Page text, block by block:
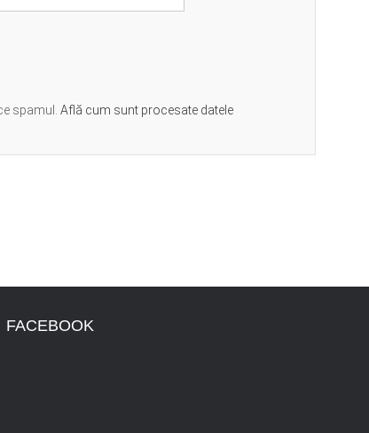
spamul. Află cum sunt procesate datele
FACEBOOK